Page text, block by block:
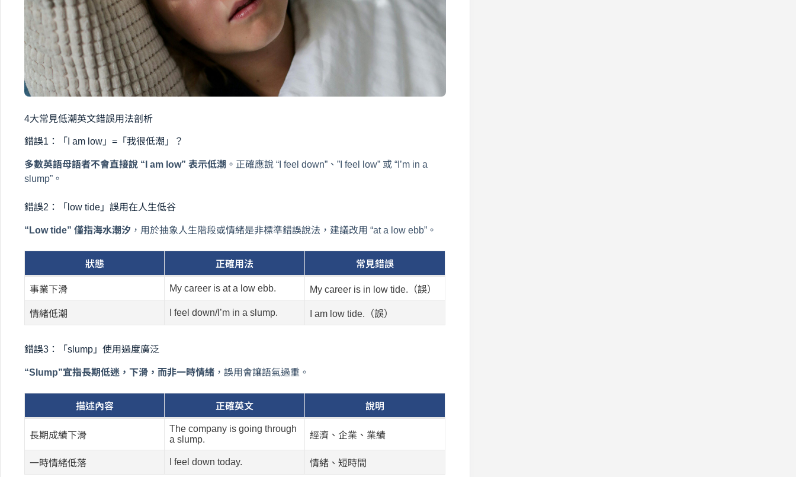
4大常見低潮英文錯誤用法剖析
錯誤1：「I am low」=「我很低潮」？
多數英語母語者不會直接說 “I am low” 表示低潮 。正確應說 “I feel down”、”I feel low” 或 “I’m in a
slump”。
錯誤2：「low tide」誤用在人生低谷
“Low tide” 僅指海水潮汐 ，用於抽象人生階段或情緒是非標準錯誤說法，建議改用 “at a low ebb”。
狀態 正確用法 常見錯誤
事業下滑 My career is at a low ebb. My career is in low tide.（誤）
情緒低潮 I feel down/I’m in a slump. I am low tide.（誤）
錯誤3：「slump」使用過度廣泛
“Slump”宜指長期低迷，下滑，而非一時情緒 ，誤用會讓語氣過重。
描述內容 正確英文 說明
長期成績下滑
The company is going through
a slump.
經濟、企業、業績
一時情緒低落 I feel down today. 情緒、短時間